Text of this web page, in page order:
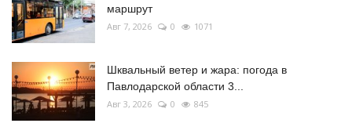
маршрут
Авг 7, 2026 0 1071
Шквальный ветер и жара: погода в
Павлодарской области 3...
Авг 3, 2026 0 845